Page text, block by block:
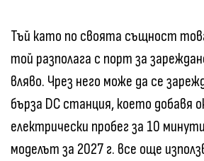
Тъй като по своята същност
той разполага с порт за
вляво. Чрез него може да се
бърза DC станция, което добавя
електрически пробег за 10
моделът за 2027 г. все още